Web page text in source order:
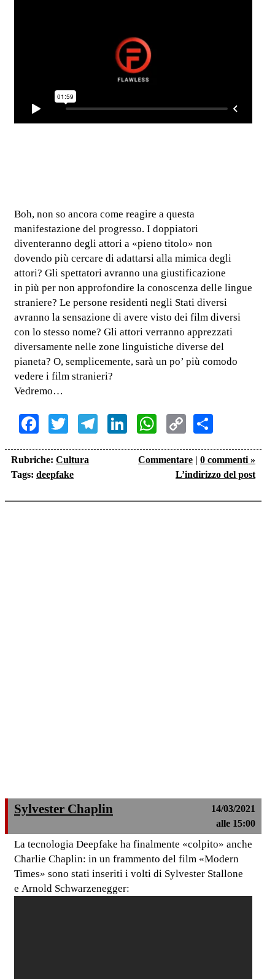
Boh, non so ancora come reagire a questa
manifestazione del progresso. I doppiatori
diventeranno degli attori a «pieno titolo» non
dovendo più cercare di adattarsi alla mimica degli
attori? Gli spettatori avranno una giustificazione
in più per non approfondire la conoscenza delle lingue
straniere? Le persone residenti negli Stati diversi
avranno la sensazione di avere visto dei film diversi
con lo stesso nome? Gli attori verranno apprezzati
diversamente nelle zone linguistiche diverse del
pianeta? O, semplicemente, sarà un po’ più comodo
vedere i film stranieri?
Vedremo…
Facebook
TwitterTelegram
LinkedInWhatsApp
Copy
Link
Rubriche: Cultura
Tags: deepfake
Commentare | 0 commenti »
L’indirizzo del post
Sylvester Chaplin
14/03/2021
alle 15:00
La tecnologia Deepfake ha finalmente «colpito» anche
Charlie Chaplin: in un frammento del film «Modern
Times» sono stati inseriti i volti di Sylvester Stallone
e Arnold Schwarzenegger: